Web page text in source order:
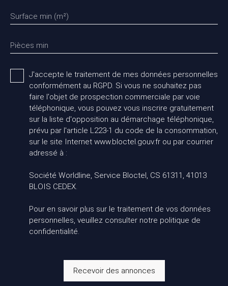
Surface min (m²)
Pièces min
J'accepte le traitement de mes données personnelles
conformément au RGPD. Si vous ne souhaitez pas
faire l'objet de prospection commerciale par voie
téléphonique, vous pouvez vous inscrire gratuitement
sur la liste d'opposition au démarchage téléphonique,
prévu par l'article L223-1 du code de la consommation,
sur le site Internet www.bloctel.gouv.fr ou par courrier
adressé à :
Société Worldline, Service Bloctel, CS 61311, 41013
BLOIS CEDEX.
Pour en savoir plus sur le traitement de vos données
personnelles, veuillez consulter notre politique de
confidentialité.
Recevoir des annonces